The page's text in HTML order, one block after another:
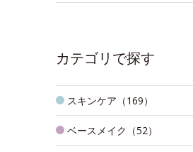
カテゴリで探す
スキンケア（169）
ベースメイク（52）